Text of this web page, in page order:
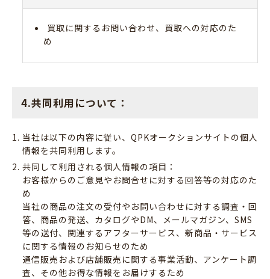
買取に関するお問い合わせ、買取への対応のた
め
4.共同利用について：
当社は以下の内容に従い、QPKオークションサイトの個人
情報を共同利用します。
共同して利用される個人情報の項目：
お客様からのご意見やお問合せに対する回答等の対応のた
め
当社の商品の注文の受付やお問い合わせに対する調査・回
答、商品の発送、カタログやDM、メールマガジン、SMS
等の送付、関連するアフターサービス、新商品・サービス
に関する情報のお知らせのため
通信販売および店舗販売に関する事業活動、アンケート調
査、その他お得な情報をお届けするため